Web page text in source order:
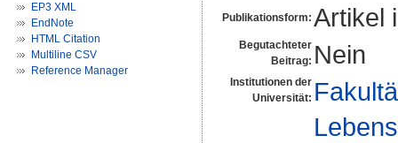
EP3 XML
EndNote
HTML Citation
Multiline CSV
Reference Manager
Publikationsform: Artikel
Begutachteter
Beitrag: Nein
Institutionen der
Universität: